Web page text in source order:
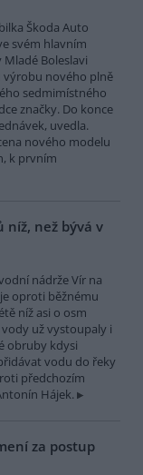
Škoda Auto
svém hlavním
Mladé Boleslavi
výrobu nového plně
sedmimístného
značky. Do konce
uvedla.
nového modelu
k prvním
níž, než bývá v
nádrže Vír na
oproti běžnému
níž asi o osm
už vystoupaly i
obruby kdysi
vodu do řeky
předchozím
Hájek.
za postup